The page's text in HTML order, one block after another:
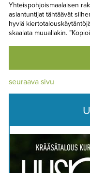
Yhteispohjoismaalaisen
asiantuntijat tähtäävät
hyviä
skaalata muuallakin.
seuraava sivu